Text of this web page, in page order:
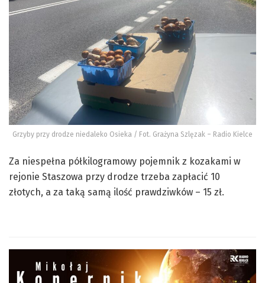
Grzyby przy drodze niedaleko Osieka / Fot. Grażyna Szlęzak – Radio Kielce
Za niespełna półkilogramowy pojemnik z kozakami w
rejonie Staszowa przy drodze trzeba zapłacić 10
złotych, a za taką samą ilość prawdziwków – 15 zł.